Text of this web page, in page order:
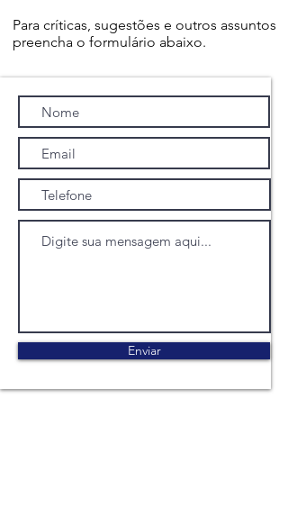
Enviar
Para críticas, sugestões e outros assuntos
preencha o formulário abaixo.